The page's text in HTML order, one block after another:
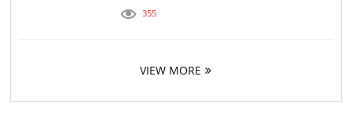
355
VIEW MORE